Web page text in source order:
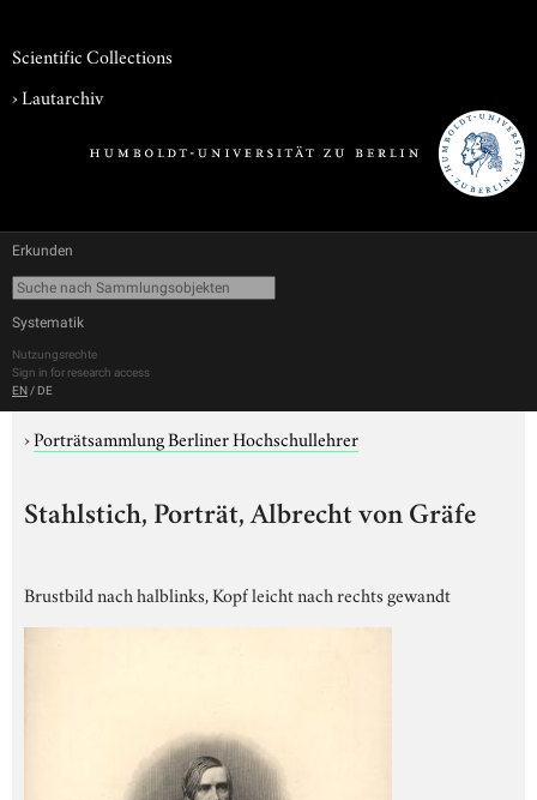
Scientific Collections
›Lautarchiv
Erkunden
Systematik
Nutzungsrechte
Sign in for research access
EN / DE
›Porträtsammlung Berliner Hochschullehrer
Stahlstich, Porträt, Albrecht von Gräfe
Brustbild nach halblinks, Kopf leicht nach rechts gewandt